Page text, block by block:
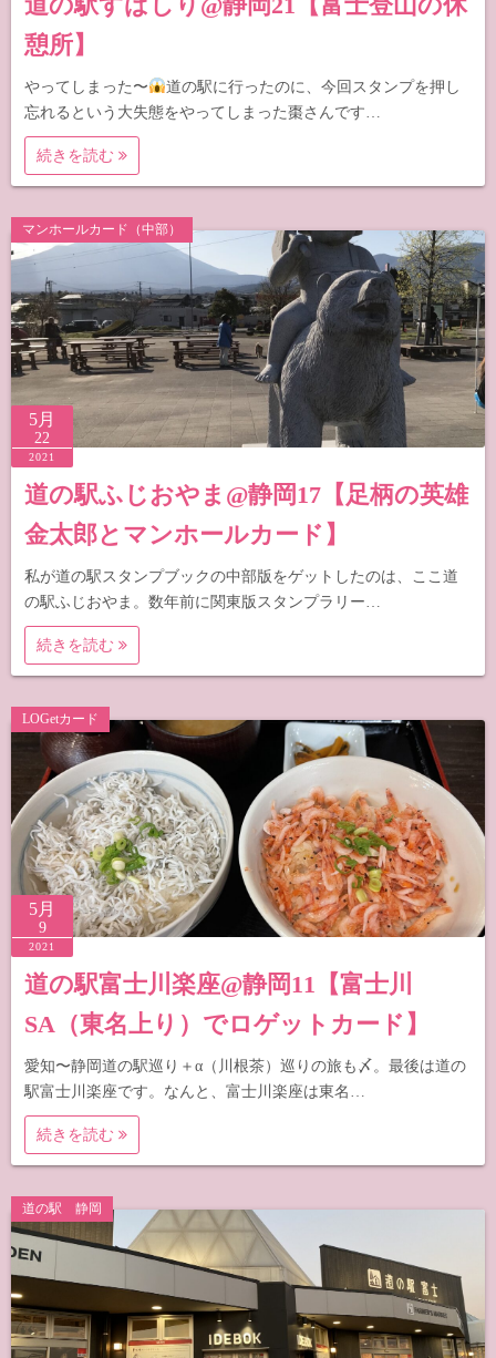
憩所】
やってしまった〜
道の駅に行ったのに、今回スタンプを押し
忘れるという大失態をやってしまった棗さんです…
続きを読む
マンホールカード（中部）
5月
22
2021
道の駅ふじおやま@静岡17【足柄の英雄
金太郎とマンホールカード】
私が道の駅スタンプブックの中部版をゲットしたのは、ここ道
の駅ふじおやま。数年前に関東版スタンプラリー…
続きを読む
LOGetカード
5月
9
2021
道の駅富士川楽座@静岡11【富士川
SA（東名上り）でロゲットカード】
愛知〜静岡道の駅巡り＋α（川根茶）巡りの旅も〆。最後は道の
駅富士川楽座です。なんと、富士川楽座は東名…
続きを読む
道の駅 静岡